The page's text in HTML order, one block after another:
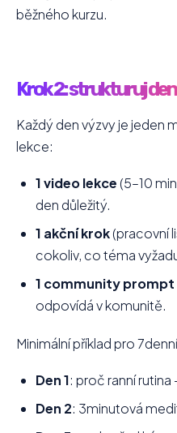
běžného kurzu.
Krok 2: strukturuj
Každý den výzvy je jeden
lekce:
1 video lekce (5–10
den důležitý.
1 akční krok(pracovní
cokoliv, co téma
1 community prompt
odpovídá v komunitě.
Minimální příklad pro
Den 1: proč ranní rutina
Den 2: 3minutová